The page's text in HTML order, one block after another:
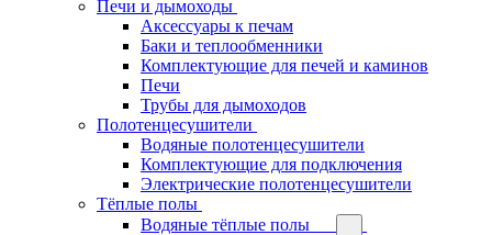
Печи и дымоходы
Аксессуары к печам
Баки и теплообменники
Комплектующие для печей и каминов
Печи
Трубы для дымоходов
Полотенцесушители
Водяные полотенцесушители
Комплектующие для подключения
Электрические полотенцесушители
Тёплые полы
Водяные тёплые полы